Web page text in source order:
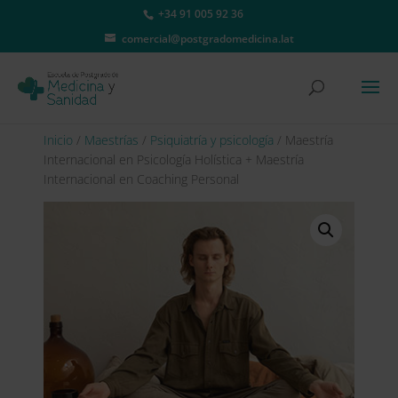
+34 91 005 92 36
comercial@postgradomedicina.lat
Inicio / Maestrías / Psiquiatría y psicología / Maestría
Internacional en Psicología Holística + Maestría
Internacional en Coaching Personal